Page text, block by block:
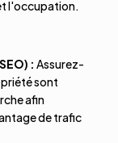
l'occupation.
: Assurez-
sont
afin
de trafic